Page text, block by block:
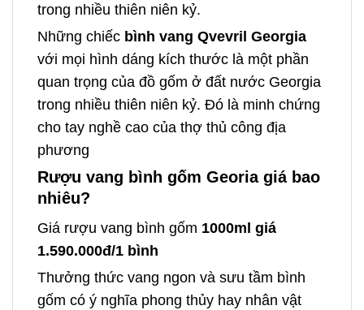
trong nhiều thiên niên kỷ.
Những chiếc bình vang Qvevril Georgia
với mọi hình dáng kích thước là một phần
quan trọng của đồ gốm ở đất nước Georgia
trong nhiều thiên niên kỷ. Đó là minh chứng
cho tay nghề cao của thợ thủ công địa
phương
Rượu vang bình gốm Georia giá bao
nhiêu?
Giá rượu vang bình gốm 1000ml giá
1.590.000đ/1 bình
Thưởng thức vang ngon và sưu tầm bình
gốm có ý nghĩa phong thủy hay nhân vật